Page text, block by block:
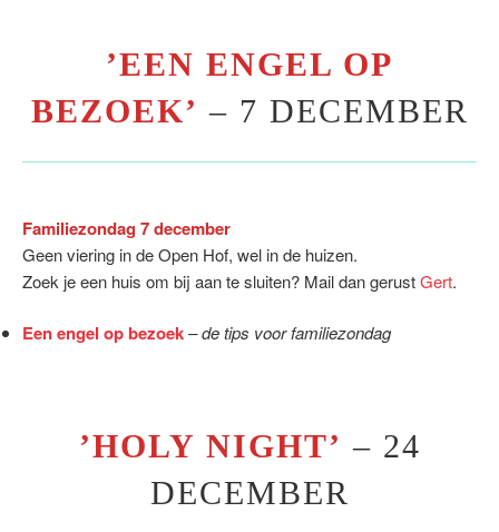
’EEN ENGEL OP
BEZOEK’ – 7 DECEMBER
Familiezondag 7 december
Geen viering in de Open Hof, wel in de huizen.
Zoek je een huis om bij aan te sluiten? Mail dan gerustGert.
Een engel op bezoek– de tips voor familiezondag
’HOLY NIGHT’ – 24
DECEMBER